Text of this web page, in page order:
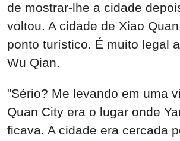
de mostrar-lhe a cidade
voltou. A cidade de Xiao
ponto turístico. É muito legal
Wu Qian.
"Sério? Me levando em uma
Quan City era o lugar onde
ficava. A cidade era cercada